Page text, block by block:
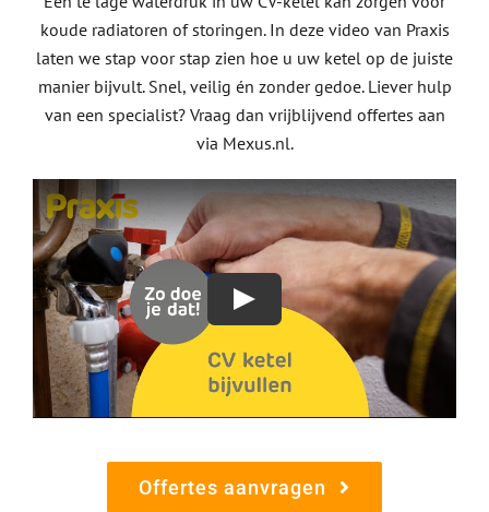
koude radiatoren of storingen. In deze video van Praxis
laten we stap voor stap zien hoe u uw ketel op de juiste
manier bijvult. Snel, veilig én zonder gedoe. Liever hulp
van een specialist? Vraag dan vrijblijvend offertes aan
via Mexus.nl.
Offertes aanvragen